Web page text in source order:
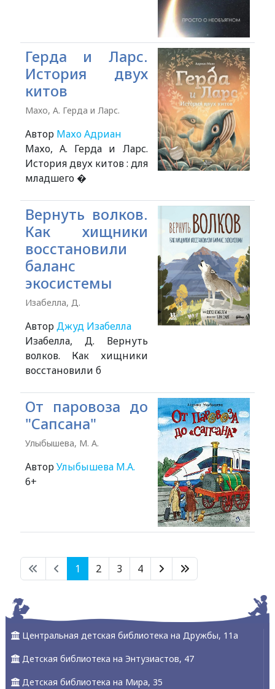
Герда и Ларс.
История двух
китов
Махо, А. Герда и Ларс.
Автор Махо Адриан
Махо, А. Герда и Ларс.
История двух китов : для
младшего �
Вернуть волков.
Как хищники
восстановили
баланс
экосистемы
Изабелла, Д.
АвторДжуд Изабелла
Изабелла, Д. Вернуть
волков. Как хищники
восстановили б
От паровоза до
"Сапсана"
Улыбышева, М. А.
АвторУлыбышева М.А.
6+
1
2 3 4
Центральная детская библиотека на Дружбы, 11а
Детская библиотека на Энтузиастов, 47
Детская библиотека на Мира, 35